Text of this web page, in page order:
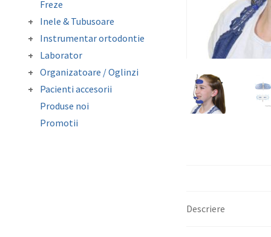
Lip Bumper Tubing
Separatoare
Freze
Inele & Tubusoare
Inele molar
Tubusor molar 1 si 2
Instrumentar ortodontie
Clesti
Instrumentar auxiliar
Pense
Sonde/Explorer/Director
Laborator
Accesorii laborator
Folii copolyester /
polypropylene /
Mouthguard Soft EVA
Organizatoare / Oglinzi
Oglinzi fotografie
Organizatoare
Pacienti accesorii
Ceara ortodontica
Cutie depozitare aparat
mobil
Produse noi
Promotii
Descriere